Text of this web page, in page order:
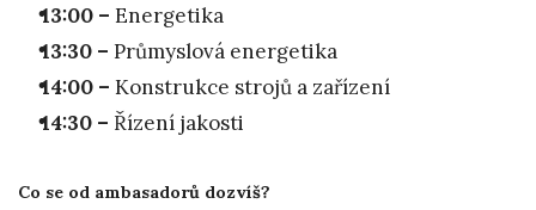
13:00 – Energetika
13:30 – Průmyslová energetika
14:00 – Konstrukce strojů a zařízení
14:30 – Řízení jakosti
Co se od ambasadorů dozvíš?